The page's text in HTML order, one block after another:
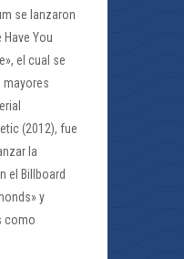
se lanzaron
You
el cual se
mayores
(2012), fue
la
el Billboard
y
como